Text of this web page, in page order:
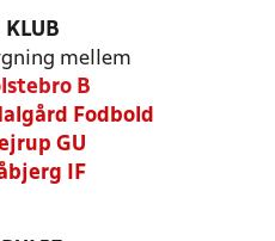
KLUB
mellem
B
Fodbold
GU
IF